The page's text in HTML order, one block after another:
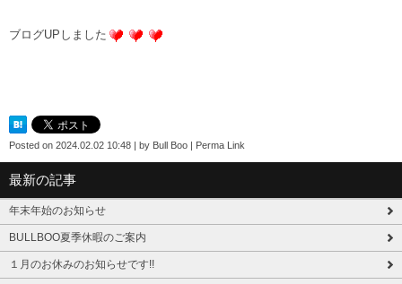
ブログUPしました
Posted on 2024.02.02 10:48 by Bull Boo Perma Link
最新の記事
年末年始のお知らせ
BULLBOO夏季休暇のご案内
１月のお休みのお知らせです!!